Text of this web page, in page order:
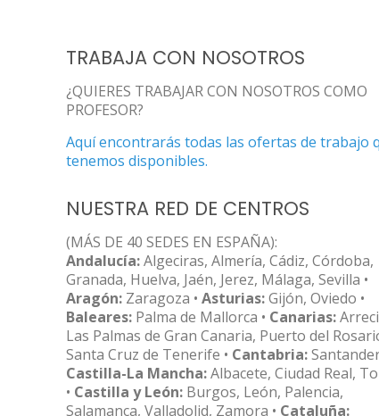
TRABAJA CON NOSOTROS
¿QUIERES TRABAJAR CON NOSOTROS COMO
PROFESOR?
Aquí encontrarás todas las ofertas de trabajo
tenemos disponibles.
NUESTRA RED DE CENTROS
(MÁS DE 40 SEDES EN ESPAÑA):
Andalucía:Algeciras, Almería, Cádiz, Córdoba,
Granada, Huelva, Jaén, Jerez, Málaga, Sevilla •
Aragón: Zaragoza • Asturias:Gijón, Oviedo •
Baleares: Palma de Mallorca • Canarias:
Las Palmas de Gran Canaria, Puerto del
Santa Cruz de Tenerife • Cantabria:
Castilla-La Mancha:Albacete, Ciudad Real,
• Castilla y León: Burgos, León, Palencia,
Salamanca, Valladolid, Zamora • Cataluña: